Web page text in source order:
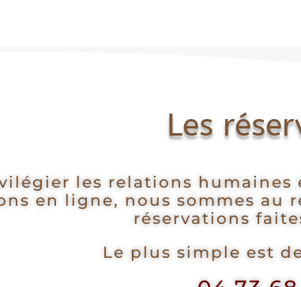
Les
les relations humaines
en ligne, nous sommes au
réservations
Le plus simple est